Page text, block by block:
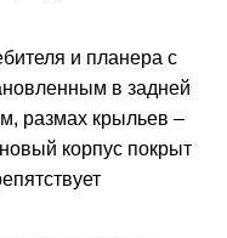
и планера с
в задней
размах крыльев –
корпус покрыт